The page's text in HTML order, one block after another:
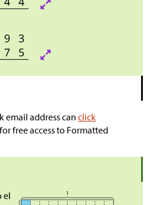
email address can click
for free access to Formatted
el